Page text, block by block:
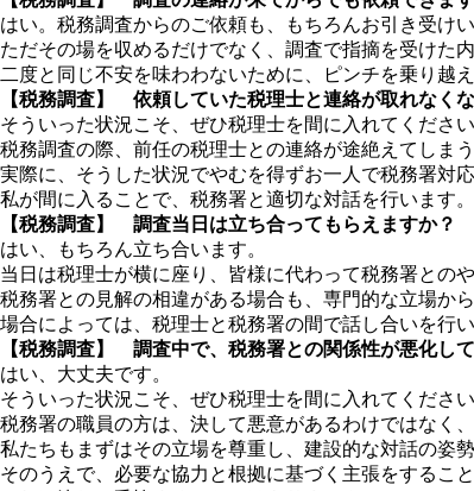
はい。税務調査からのご依頼も、もちろんお引き受けい
ただその場を収めるだけでなく、調査で指摘を受けた
二度と同じ不安を味わわないために、ピンチを乗り越
【税務調査】 依頼していた税理士と連絡が取れなくな
そういった状況こそ、ぜひ税理士を間に入れてください
税務調査の際、前任の税理士との連絡が途絶えてしま
実際に、そうした状況でやむを得ずお一人で税務署対
私が間に入ることで、税務署と適切な対話を行います
【税務調査】 調査当日は立ち合ってもらえますか？
はい、もちろん立ち合います。
当日は税理士が横に座り、皆様に代わって税務署との
税務署との見解の相違がある場合も、専門的な立場か
場合によっては、税理士と税務署の間で話し合いを行
【税務調査】 調査中で、税務署との関係性が悪化し
はい、大丈夫です。
そういった状況こそ、ぜひ税理士を間に入れてください
税務署の職員の方は、決して悪意があるわけではなく
私たちもまずはその立場を尊重し、建設的な対話の姿
そのうえで、必要な協力と根拠に基づく主張をするこ